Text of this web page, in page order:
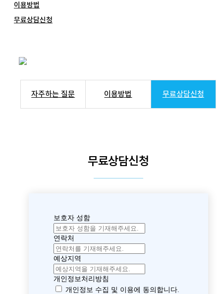
이용방법
무료상담신청
자주하는 질문 이용방법 무료상담신청
무료상담신청
보호자 성함
연락처
예상지역
개인정보처리방침
개인정보 수집 및 이용에 동의합니다.